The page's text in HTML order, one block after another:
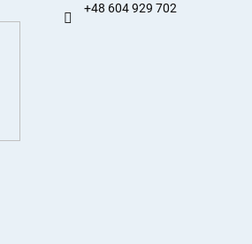
+48 604 929 702